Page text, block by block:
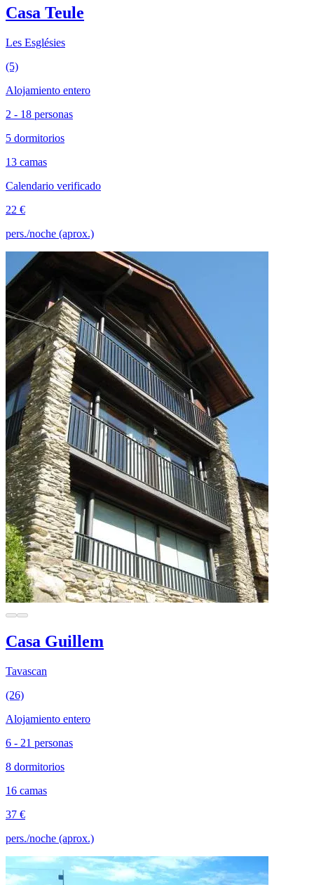
Casa Teule
Les Esglésies
(5)
Alojamiento entero
2 - 18 personas
5 dormitorios
13 camas
Calendario verificado
22 €
pers./noche (aprox.)
Casa Guillem
Tavascan
(26)
Alojamiento entero
6 - 21 personas
8 dormitorios
16 camas
37 €
pers./noche (aprox.)